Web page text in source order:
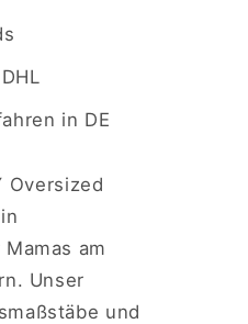
in DE
Oversized
am
Unser
und